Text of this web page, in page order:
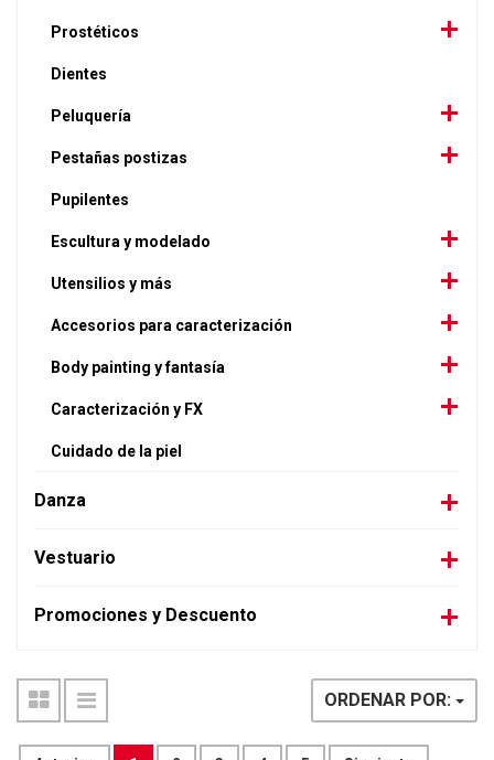
Prostéticos
Dientes
Peluquería
Pestañas postizas
Pupilentes
Escultura y modelado
Utensilios y más
Accesorios para caracterización
Body painting y fantasía
Caracterización y FX
Cuidado de la piel
Danza
Vestuario
Promociones y Descuento
ORDENAR POR: